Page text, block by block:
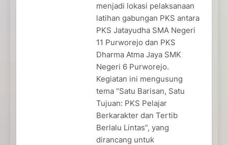
menjadi lokasi pelaksanaan
latihan gabungan PKS antara
PKS Jatayudha SMA Negeri
11 Purworejo dan PKS
Dharma Atma Jaya SMK
Negeri 6 Purworejo.
Kegiatan ini mengusung
tema “Satu Barisan, Satu
Tujuan: PKS Pelajar
Berkarakter dan Tertib
Berlalu Lintas”, yang
dirancang untuk